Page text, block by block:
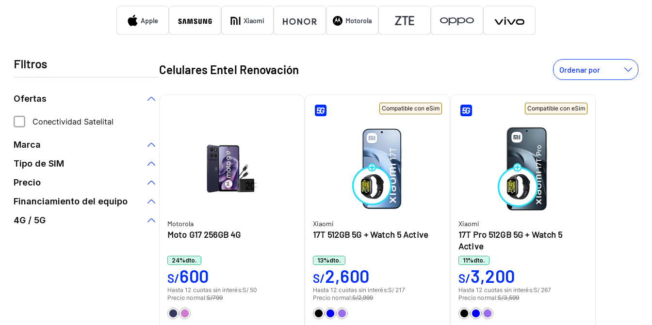
Apple Xiaomi Motorola
Filtros
Ofertas
Conectividad Satelital
Marca
Apple
Samsung
Xiaomi
Honor
Tipo de SIM
Compatible con eSim
Solo eSim
Precio
S/0 S/7,320
Financiamiento del equipo
Cuota inicial S/0
4G / 5G
Celulares Entel Renovación Ordenar por
Motorola
Moto G17 256GB 4G
24%dto.
S/600
Hasta 12 cuotas sin interés:S/ 50
Precio normal:S/799
Compatible con eSim
Xiaomi
17T 512GB 5G + Watch 5 Active
13%dto.
S/2,600
Hasta 12 cuotas sin interés:S/ 217
Precio normal:S/2,999
Compatible con eSim
Xiaomi
17T Pro 512GB 5G + Watch 5
Active
11%dto.
S/3,200
Hasta 12 cuotas sin interés:S/ 267
Precio normal:S/3,599